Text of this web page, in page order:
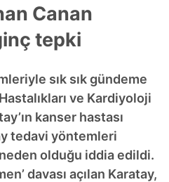
Canan
tepki
sık sık gündeme
ve Kardiyoloji
kanser hastası
tedavi yöntemleri
olduğu iddia edildi.
davası açılan Karatay,